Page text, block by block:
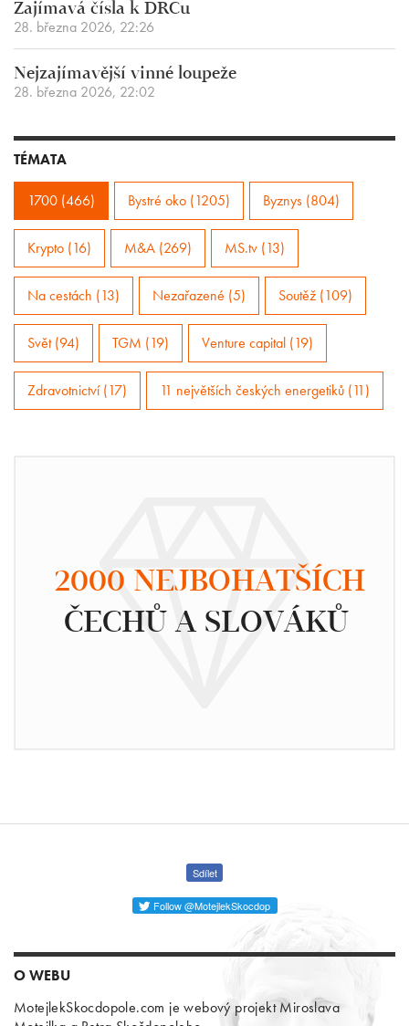
Zajímavá čísla k DRCu
28. března 2026, 22:26
Nejzajímavější vinné loupeže
28. března 2026, 22:02
TÉMATA
1700 (466) Bystré oko (1205) Byznys (804)
Krypto (16) M&A (269) MS.tv (13)
Na cestách (13) Nezařazené (5) Soutěž (109)
Svět (94) TGM (19) Venture capital (19)
Zdravotnictví (17) 11 největších českých energetiků (11)
2000 NEJBOHATŠÍCH
ČECHŮ A SLOVÁKŮ
Sdílet
Follow @MotejlekSkocdop
O WEBU
MotejlekSkocdopole.com je webový projekt Miroslava